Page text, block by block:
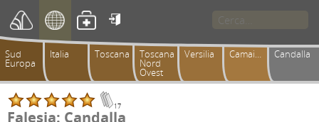

Sud
Europa
Italia Toscana Toscana
Nord
Ovest
Versilia Camaiorese Candalla
17
Falesia: Candalla